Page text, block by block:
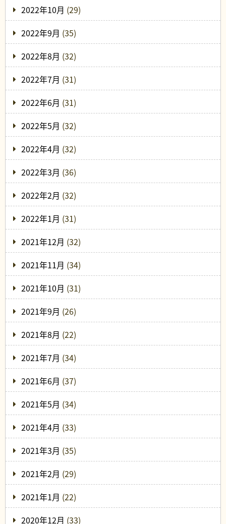
2022年10月 (29)
2022年9月 (35)
2022年8月 (32)
2022年7月 (31)
2022年6月 (31)
2022年5月 (32)
2022年4月 (32)
2022年3月 (36)
2022年2月 (32)
2022年1月 (31)
2021年12月 (32)
2021年11月 (34)
2021年10月 (31)
2021年9月 (26)
2021年8月 (22)
2021年7月 (34)
2021年6月 (37)
2021年5月 (34)
2021年4月 (33)
2021年3月 (35)
2021年2月 (29)
2021年1月 (22)
2020年12月 (33)